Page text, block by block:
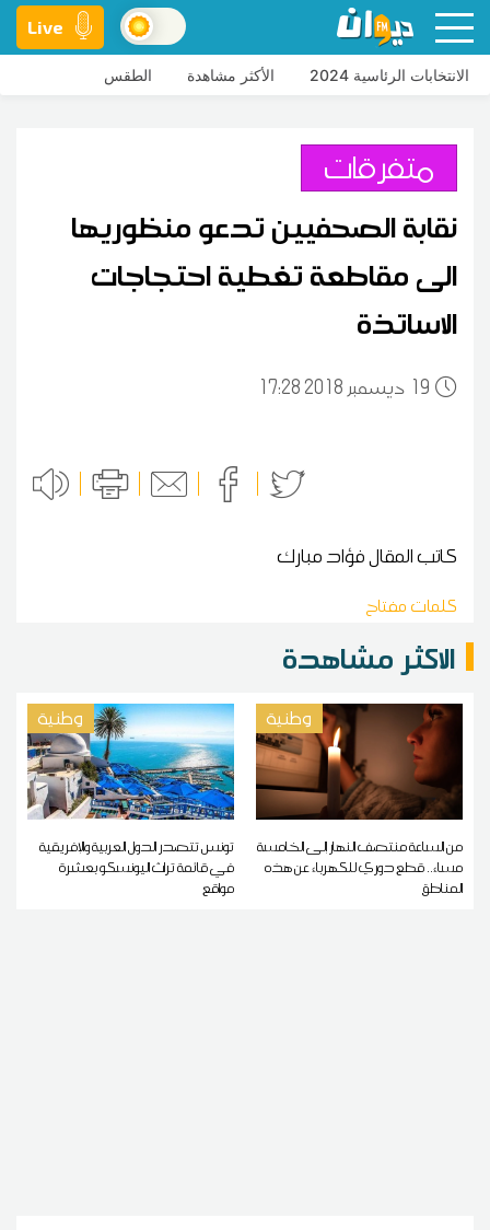
Live
الانتخابات الرئاسية 2024 الأكثر مشاهدة الطقس
متفرقات
نقابة الصحفيين تدعو منظوريها
الى مقاطعة تغطية احتجاجات
الاساتذة
19 17:28 2018 ديسمبر
كاتب المقالفؤاد مبارك
كلمات مفتاح
الاكثر مشاهدة
وطنية
من الساعة منتصف النهار إلى الخامسة
مساء.. قطع دوري للكهرباء عن هذه
المناطق
وطنية
تونس تتصدر الدول العربية والإفريقية
في قائمة تراث اليونسكو بعشرة
مواقع